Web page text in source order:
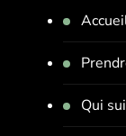
Qui